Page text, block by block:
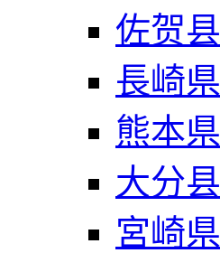
佐贺县
長崎県
熊本県
大分县
宮崎県